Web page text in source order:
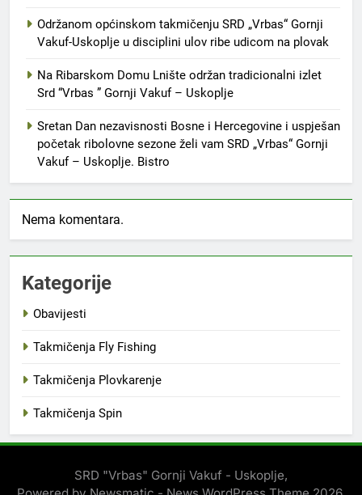
Održanom općinskom takmičenju SRD „Vrbas“ Gornji
Vakuf-Uskoplje u disciplini ulov ribe udicom na plovak
Na Ribarskom Domu Lnište održan tradicionalni izlet
Srd “Vrbas ” Gornji Vakuf – Uskoplje
Sretan Dan nezavisnosti Bosne i Hercegovine i uspješan
početak ribolovne sezone želi vam SRD „Vrbas“ Gornji
Vakuf – Uskoplje. Bistro
Nema komentara.
Kategorije
Obavijesti
Takmičenja Fly Fishing
Takmičenja Plovkarenje
Takmičenja Spin
SRD "Vrbas" Gornji Vakuf - Uskoplje,